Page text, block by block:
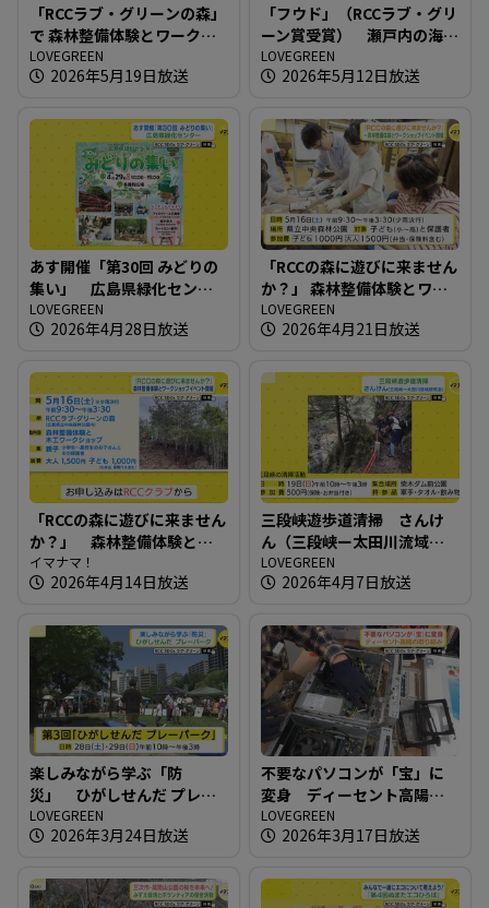
「RCCラブ・グリーンの森」
で 森林整備体験とワークシ
ョップイベント
LOVEGREEN
2026年5月19日放送
「フウド」（RCCラブ・グリ
ーン賞受賞） 瀬戸内の海
に藻場を増やせ！
LOVEGREEN
2026年5月12日放送
あす開催「第30回 みどりの
集い」 広島県緑化センタ
ー
LOVEGREEN
2026年4月28日放送
「RCCの森に遊びに来ません
か？」 森林整備体験とワー
クショップイベント開催
LOVEGREEN
2026年4月21日放送
「RCCの森に遊びに来ません
か？」 森林整備体験とワ
ークショップイベント開催
イマナマ！
2026年4月14日放送
三段峡遊歩道清掃 さんけ
ん（三段峡ー太田川流域研
究会）
LOVEGREEN
2026年4月7日放送
楽しみながら学ぶ「防
災」 ひがしせんだ プレー
パーク
LOVEGREEN
2026年3月24日放送
不要なパソコンが「宝」に
変身 ディーセント高陽の
取り組み
LOVEGREEN
2026年3月17日放送